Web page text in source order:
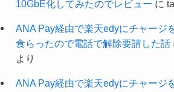
10GbE化してみたのでレビュー に
ANA Pay経由で楽天edyにチャージ
食らったので電話で解除要請した話
より
ANA Pay経由で楽天edyにチャージ